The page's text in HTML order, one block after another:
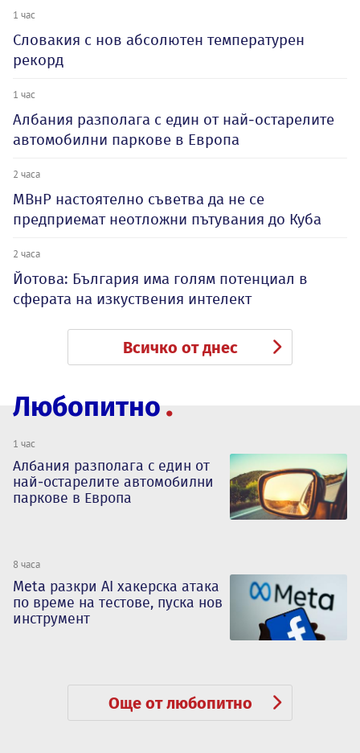
1 час
Словакия с нов абсолютен температурен
рекорд
1 час
Албания разполага с един от най-остарелите
автомобилни паркове в Европа
2 часа
МВнР настоятелно съветва да не се
предприемат неотложни пътувания до Куба
2 часа
Йотова: България има голям потенциал в
сферата на изкуствения интелект
Всичко от днес
Любопитно
1 час
Албания разполага с един от
най-остарелите автомобилни
паркове в Европа
8 часа
Meta разкри AI хакерска атака
по време на тестове, пуска нов
инструмент
Още от любопитно